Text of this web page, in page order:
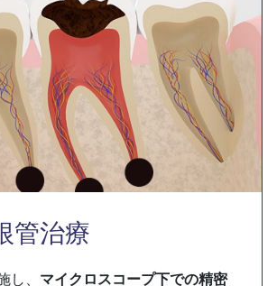
管治療
し、 マイクロスコープ下での精密